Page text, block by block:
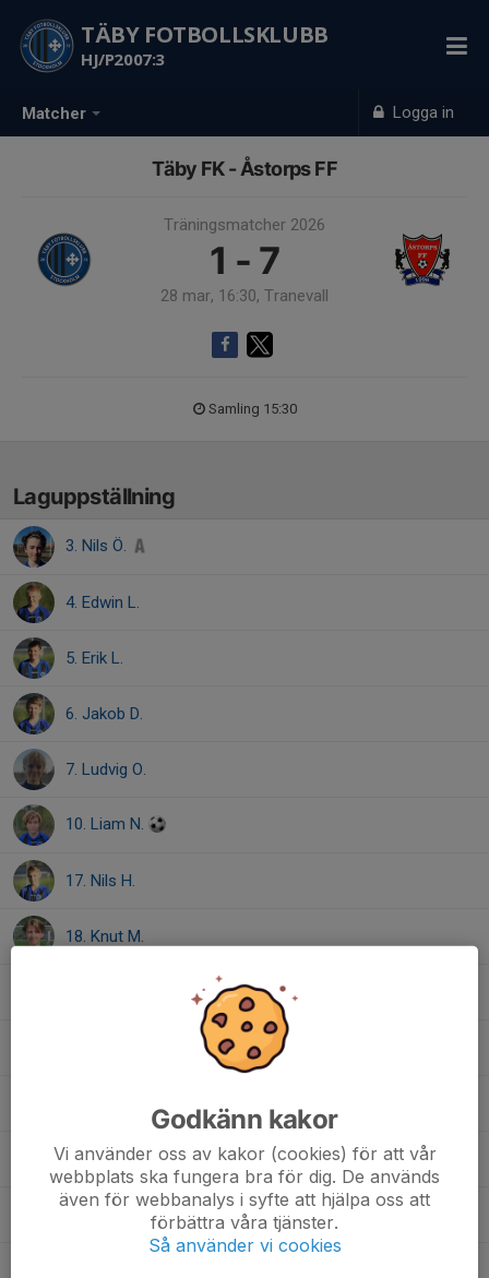
Matcher Logga in
TÄBY FOTBOLLSKLUBB
HJ/P2007:3
Täby FK - Åstorps FF
Träningsmatcher 2026
1 - 7
28 mar, 16:30, Tranevall
Samling 15:30
Laguppställning
3. Nils Ö.
4. Edwin L.
5. Erik L.
6. Jakob D.
7. Ludvig O.
10. Liam N.
17. Nils H.
18. Knut M.
24. Christian J.
Godkänn kakor
Vi använder oss av kakor (cookies) för att vår
webbplats ska fungera bra för dig. De används
även för webbanalys i syfte att hjälpa oss att
förbättra våra tjänster.
Så använder vi cookies